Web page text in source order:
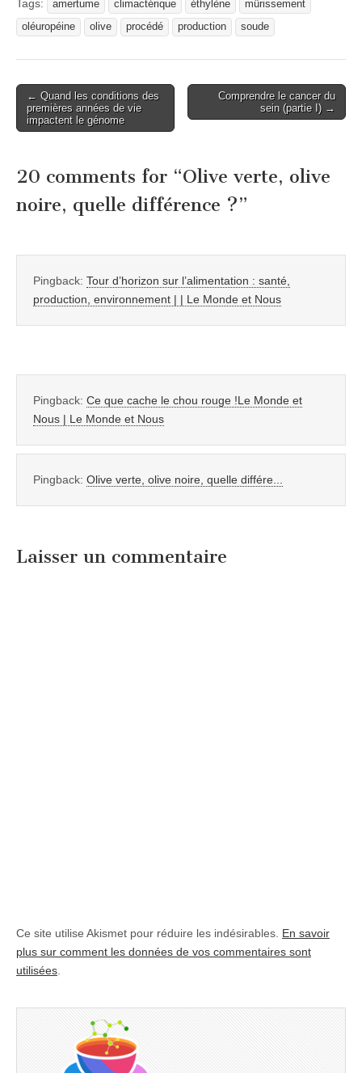
Tags: amertume climactérique éthylène
mûrissement
oléuropéine
olive procédé production soude
Post
navigation
← Quand les conditions des
premières années de vie
impactent le génome
Comprendre le cancer du
sein (partie I) →
20 comments for “Olive verte, olive
noire, quelle différence ?”
Pingback: Tour d’horizon sur l’alimentation : santé,
production, environnement | | Le Monde et Nous
Pingback: Ce que cache le chou rouge !Le Monde et
Nous | Le Monde et Nous
Pingback: Olive verte, olive noire, quelle différe...
Laisser un commentaire
Ce site utilise Akismet pour réduire les indésirables. En savoir
plus sur comment les données de vos commentaires sont
utilisées